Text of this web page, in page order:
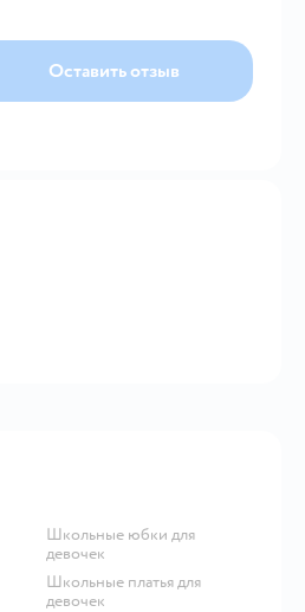
Оставить отзыв
Школьные юбки для
девочек
Школьные платья для
девочек